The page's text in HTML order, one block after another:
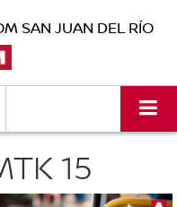
SAN JUAN DEL RÍO
15